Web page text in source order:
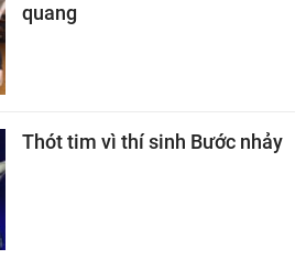
quang
Thót tim vì thí sinh Bước nhảy